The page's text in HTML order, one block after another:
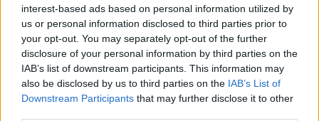
interest-based ads based on personal information utilized by
us or personal information disclosed to third parties prior to
your opt-out. You may separately opt-out of the further
disclosure of your personal information by third parties on the
IAB’s list of downstream participants. This information may
also be disclosed by us to third parties on the IAB’s List of
Downstream Participants that may further disclose it to other